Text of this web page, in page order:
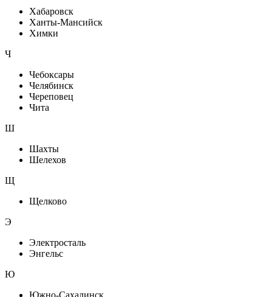
Хабаровск
Ханты-Мансийск
Химки
Ч
Чебоксары
Челябинск
Череповец
Чита
Ш
Шахты
Шелехов
Щ
Щелково
Э
Электросталь
Энгельс
Ю
Южно-Сахалинск